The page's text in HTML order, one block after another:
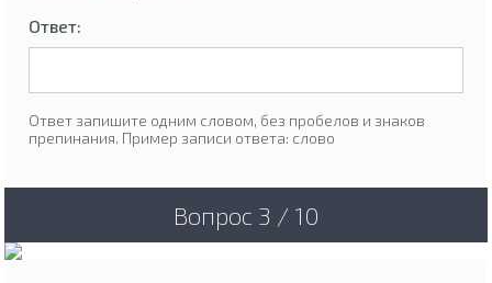
Ответ:
Ответ запишите одним словом, без пробелов и знаков
препинания. Пример записи ответа: слово
Вопрос 3 / 10